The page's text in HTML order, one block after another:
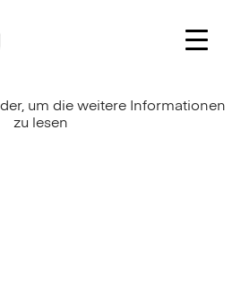
um die weitere Informationen
zu lesen